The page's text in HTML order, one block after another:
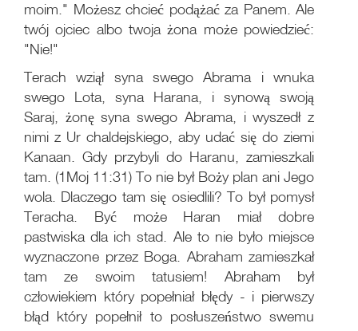
moim." Możesz chcieć podążać za Panem. Ale
twój ojciec albo twoja żona może powiedzieć:
"Nie!"
Terach wziął syna swego Abrama i wnuka
swego Lota, syna Harana, i synową swoją
Saraj, żonę syna swego Abrama, i wyszedł z
nimi z Ur chaldejskiego, aby udać się do ziemi
Kanaan. Gdy przybyli do Haranu, zamieszkali
tam. (1Moj 11:31) To nie był Boży plan ani Jego
wola. Dlaczego tam się osiedlili? To był pomysł
Teracha. Być może Haran miał dobre
pastwiska dla ich stad. Ale to nie było miejsce
wyznaczone przez Boga. Abraham zamieszkał
tam ze swoim tatusiem! Abraham był
człowiekiem który popełniał błędy - i pierwszy
błąd który popełnił to posłuszeństwo swemu